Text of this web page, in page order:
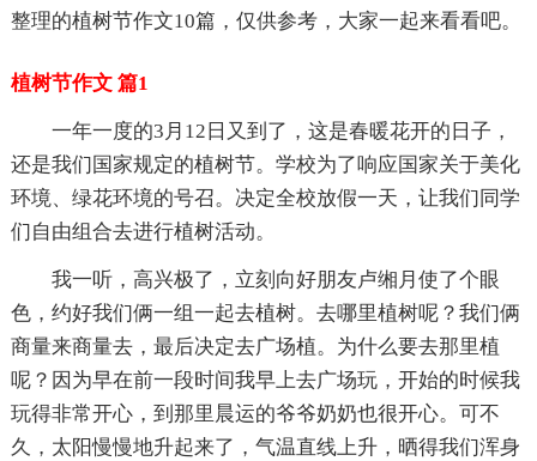
整理的植树节作文10篇，仅供参考，大家一起来看看吧。
植树节作文 篇1
一年一度的3月12日又到了，这是春暖花开的日子，
还是我们国家规定的植树节。学校为了响应国家关于美化
环境、绿花环境的号召。决定全校放假一天，让我们同学
们自由组合去进行植树活动。
我一听，高兴极了，立刻向好朋友卢缃月使了个眼
色，约好我们俩一组一起去植树。去哪里植树呢？我们俩
商量来商量去，最后决定去广场植。为什么要去那里植
呢？因为早在前一段时间我早上去广场玩，开始的时候我
玩得非常开心，到那里晨运的爷爷奶奶也很开心。可不
久，太阳慢慢地升起来了，气温直线上升，晒得我们浑身